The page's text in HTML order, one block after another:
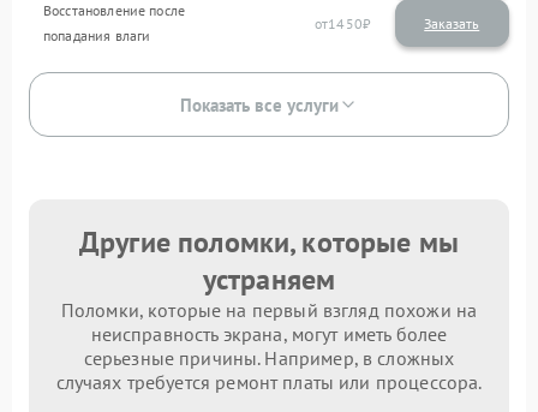
Восстановление после
попадания влаги
1450
Показать все услуги
Другие поломки, которые мы
устраняем
Поломки, которые на первый взгляд похожи на
неисправность экрана, могут иметь более
серьезные причины. Например, в сложных
случаях требуется ремонт платы или процессора.